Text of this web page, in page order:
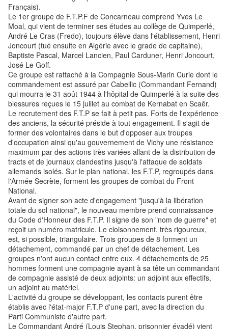
Français).
Le 1er groupe de F.T.P.F de Concarneau comprend Yves Le
Moal, qui vient de terminer ses études au collège de Quimperlé,
André Le Cras (Fredo), toujours élève dans l'établissement, Henri
Joncourt (tué ensuite en Algérie avec le grade de capitaine),
Baptiste Pascal, Marcel Lancien, Paul Carduner, Henri Joncourt,
José Le Goff.
Ce groupe est rattaché à la Compagnie Sous-Marin Curie dont le
commandement est assuré par Cabellic (Commandant Fernand)
qui mourra le 31 août 1944 à l'hôpital de Quimperlé à la suite des
blessures reçues le 15 juillet au combat de Kernabat en Scaër.
Le recrutement des F.T.P se fait à petit pas. Forts de l'expérience
des anciens, la sécurité préside à tout engagement. Il s'agit de
former des volontaires dans le but d'opposer aux troupes
d'occupation ainsi qu'au gouvernement de Vichy une résistance
maximum par des actions très variées allant de la distribution de
tracts et de journaux clandestins jusqu'à l'attaque de soldats
allemands isolés. Sur le plan national, les F.T.P, regroupés dans
l'Armée Secrète, forment les groupes de combat du Front
National.
Avant de signer son acte d'engagement "jusqu'à la libération
totale du sol national", le nouveau membre prend connaissance
du Code d'Honneur des F.T.P. Il signe de son "nom de guerre" et
reçoit un numéro matricule. Le cloisonnement, très rigoureux,
est, si possible, triangulaire. Trois groupes de 8 forment un
détachement, commandé par un chef de détachement. Les
groupes n'ont aucun contact entre eux. 4 détachements de 25
hommes forment une compagnie ayant à sa tête un commandant
de compagnie assisté de deux adjoints: un adjoint aux effectifs,
un adjoint au matériel.
L'activité du groupe se développant, les contacts purent être
établis avec l'état-major F.T.P d'une part, avec la direction du
Parti Communiste d'autre part.
Le Commandant André (Louis Stephan, prisonnier évadé) vient